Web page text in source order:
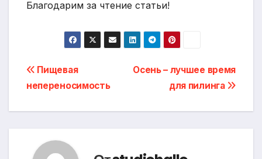
Благодарим за чтение статьи!
Навигация
по
Осень – лучшее время
для пилинга
Пищевая
непереносимость